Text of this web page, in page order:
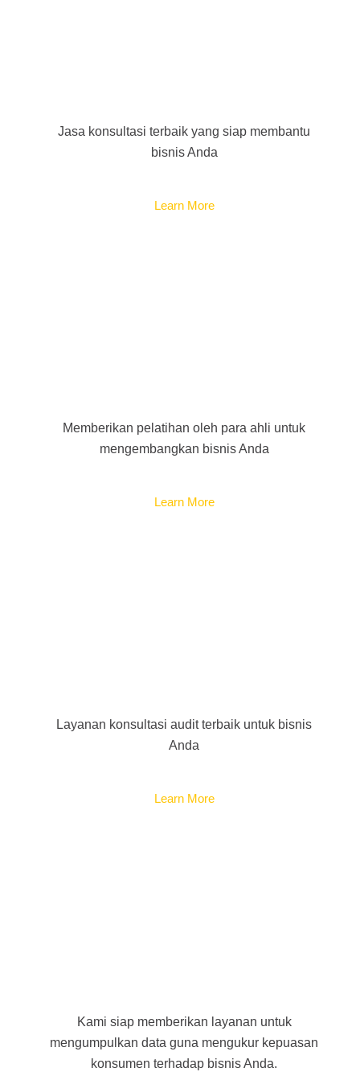
Jasa konsultasi terbaik yang siap membantu
bisnis Anda
Learn More
Memberikan pelatihan oleh para ahli untuk
mengembangkan bisnis Anda
Learn More
Layanan konsultasi audit terbaik untuk bisnis
Anda
Learn More
Kami siap memberikan layanan untuk
mengumpulkan data guna mengukur kepuasan
konsumen terhadap bisnis Anda.